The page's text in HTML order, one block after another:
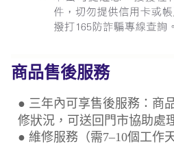
商品售後服務
● 三年內可享售後服務：商
修狀況，可送回門市協助處
● 維修服務（需7–10個工作